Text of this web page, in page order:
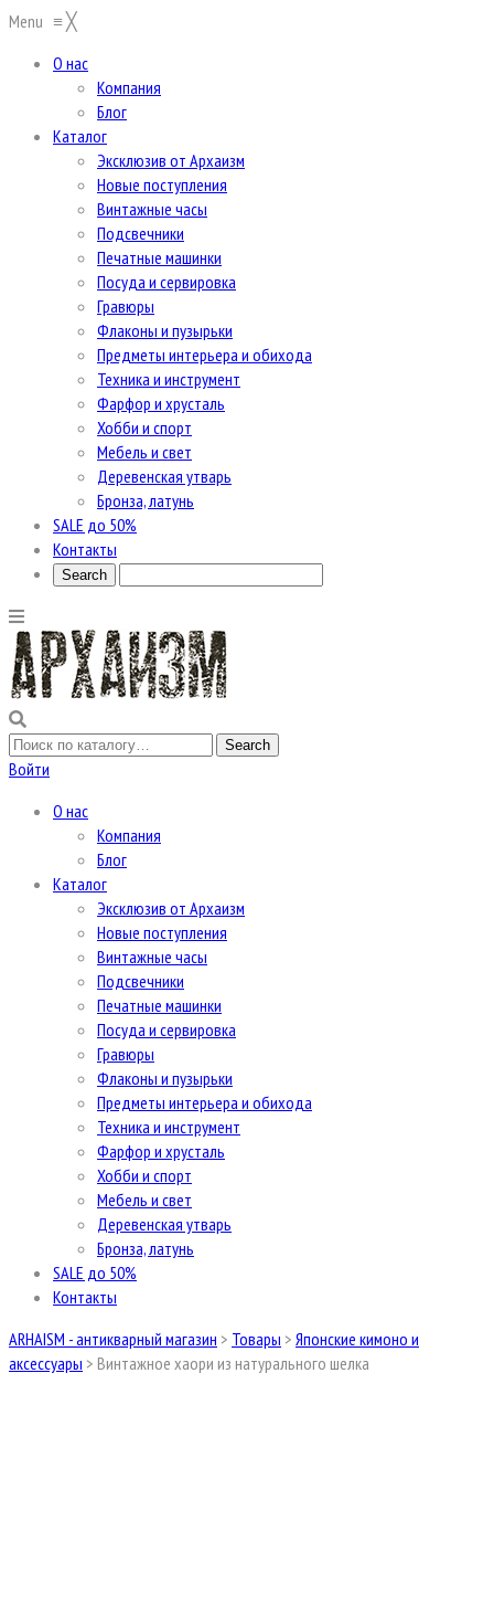
Menu ≡╳
О нас
Компания
Блог
Каталог
Эксклюзив от Архаизм
Новые поступления
Винтажные часы
Подсвечники
Печатные машинки
Посуда и сервировка
Гравюры
Флаконы и пузырьки
Предметы интерьера и обихода
Техника и инструмент
Фарфор и хрусталь
Хобби и спорт
Мебель и свет
Деревенская утварь
Бронза, латунь
SALE до 50%
Контакты
Войти
О нас
Компания
Блог
Каталог
Эксклюзив от Архаизм
Новые поступления
Винтажные часы
Подсвечники
Печатные машинки
Посуда и сервировка
Гравюры
Флаконы и пузырьки
Предметы интерьера и обихода
Техника и инструмент
Фарфор и хрусталь
Хобби и спорт
Мебель и свет
Деревенская утварь
Бронза, латунь
SALE до 50%
Контакты
ARHAISM - антикварный магазин > Товары > Японские кимоно и
аксессуары > Винтажное хаори из натурального шелка